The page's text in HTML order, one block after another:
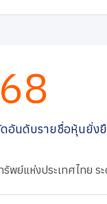
ดอันดับรายชื่อหุ้นยั่ง
พย์แห่งประเทศไทย ร